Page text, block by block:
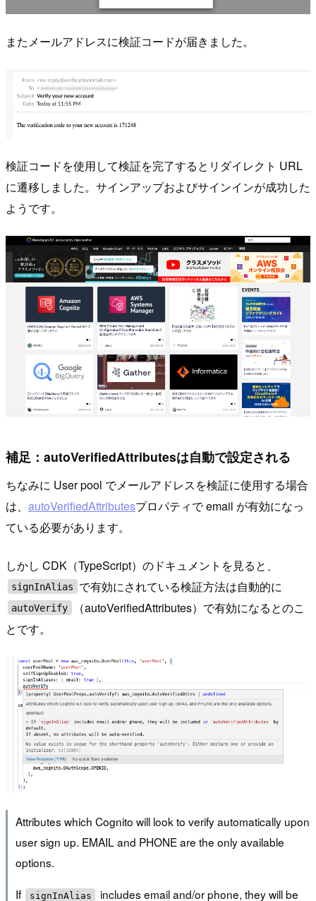
またメールアドレスに検証コードが届きました。
検証コードを使用して検証を完了するとリダイレクト URL
に遷移しました。サインアップおよびサインインが成功した
ようです。
補足：autoVerifiedAttributesは自動で設定される
ちなみに User pool でメールアドレスを検証に使用する場合
は、 autoVerifiedAttributesプロパティで email が有効になっ
ている必要があります。
しかし CDK（TypeScript）のドキュメントを見ると、
signInAlias で有効にされている検証方法は自動的に
autoVerify
（autoVerifiedAttributes）で有効になるとのこ
とです。
Attributes which Cognito will look to verify automatically upon
user sign up. EMAIL and PHONE are the only available
options.
If signInAlias
includes email and/or phone, they will be